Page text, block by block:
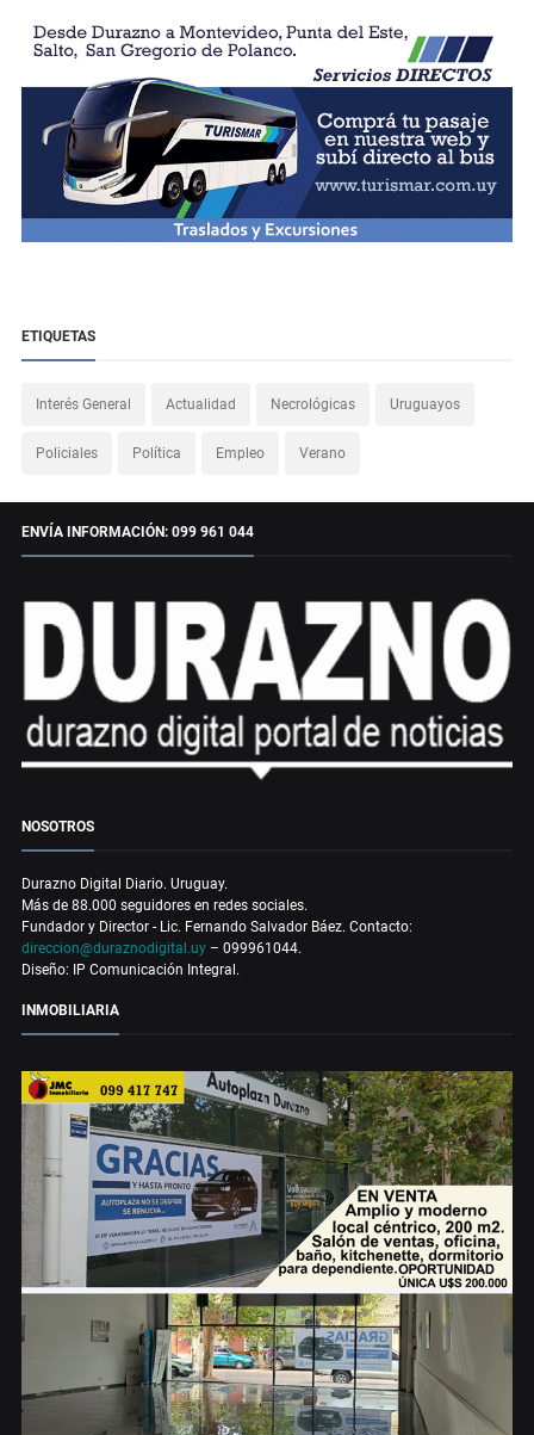
ETIQUETAS
Interés General Actualidad Necrológicas Uruguayos
Policiales Política Empleo Verano
ENVÍA INFORMACIÓN: 099 961 044
NOSOTROS
Durazno Digital Diario. Uruguay.
Más de 88.000 seguidores en redes sociales.
Fundador y Director - Lic. Fernando Salvador Báez. Contacto:
direccion@duraznodigital.uy – 099961044.
Diseño: IP Comunicación Integral.
INMOBILIARIA